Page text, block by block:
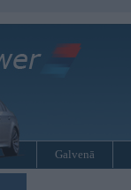
Galvenā